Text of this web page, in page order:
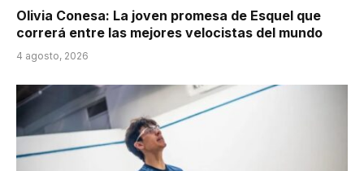
Olivia Conesa: La joven promesa de Esquel que
correrá entre las mejores velocistas del mundo
4 agosto, 2026